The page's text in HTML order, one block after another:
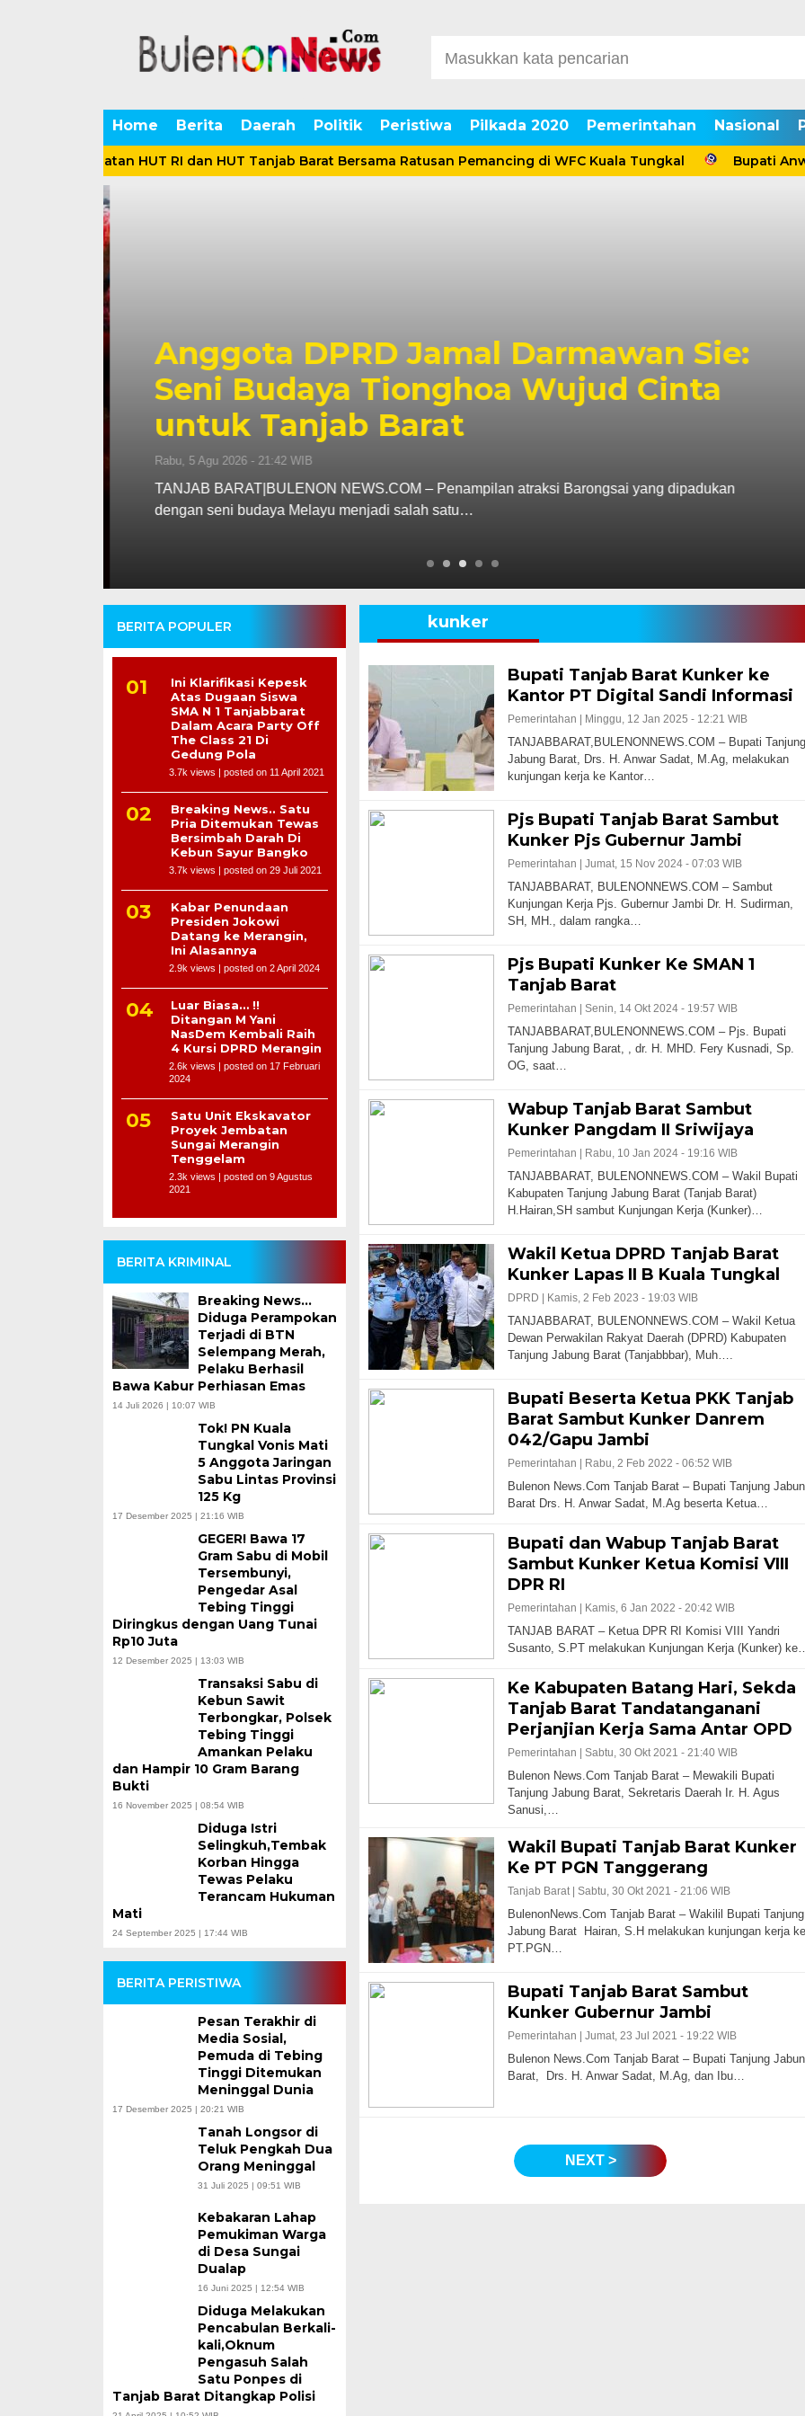
Home Berita Daerah Politik Peristiwa Pilkada 2020 Pemerintahan Nasional
Peringatan HUT RI dan HUT Tanjab Barat Bersama Ratusan Pemancing di WFC Kuala Tungkal Bupati Anwar
Anggota DPRD Jamal Darmawan Sie:
Seni Budaya Tionghoa Wujud Cinta
untuk Tanjab Barat
Rabu, 5 Agu 2026 - 21:42 WIB
TANJAB BARAT|BULENON NEWS.COM – Penampilan atraksi Barongsai yang dipadukan
dengan seni budaya Melayu menjadi salah satu…
BERITA POPULER
Ini Klarifikasi Kepesk
Atas Dugaan Siswa
SMA N 1 Tanjabbarat
Dalam Acara Party Off
The Class 21 Di
Gedung Pola
3.7k views | posted on 11 April 2021
Breaking News.. Satu
Pria Ditemukan Tewas
Bersimbah Darah Di
Kebun Sayur Bangko
3.7k views | posted on 29 Juli 2021
Kabar Penundaan
Presiden Jokowi
Datang ke Merangin,
Ini Alasannya
2.9k views | posted on 2 April 2024
Luar Biasa… !!
Ditangan M Yani
NasDem Kembali Raih
4 Kursi DPRD Merangin
2.6k views | posted on 17 Februari
2024
Satu Unit Ekskavator
Proyek Jembatan
Sungai Merangin
Tenggelam
2.3k views | posted on 9 Agustus
2021
BERITA KRIMINAL
Breaking News…
Diduga Perampokan
Terjadi di BTN
Selempang Merah,
Pelaku Berhasil
Bawa Kabur Perhiasan Emas
14 Juli 2026 | 10:07 WIB
Tok! PN Kuala
Tungkal Vonis Mati
5 Anggota Jaringan
Sabu Lintas Provinsi
125 Kg
17 Desember 2025 | 21:16 WIB
GEGER! Bawa 17
Gram Sabu di Mobil
Tersembunyi,
Pengedar Asal
Tebing Tinggi
Diringkus dengan Uang Tunai
Rp10 Juta
12 Desember 2025 | 13:03 WIB
Transaksi Sabu di
Kebun Sawit
Terbongkar, Polsek
Tebing Tinggi
Amankan Pelaku
dan Hampir 10 Gram Barang
Bukti
16 November 2025 | 08:54 WIB
Diduga Istri
Selingkuh,Tembak
Korban Hingga
Tewas Pelaku
Terancam Hukuman
Mati
24 September 2025 | 17:44 WIB
BERITA PERISTIWA
Pesan Terakhir di
Media Sosial,
Pemuda di Tebing
Tinggi Ditemukan
Meninggal Dunia
17 Desember 2025 | 20:21 WIB
Tanah Longsor di
Teluk Pengkah Dua
Orang Meninggal
31 Juli 2025 | 09:51 WIB
Kebakaran Lahap
Pemukiman Warga
di Desa Sungai
Dualap
16 Juni 2025 | 12:54 WIB
Diduga Melakukan
Pencabulan Berkali-
kali,Oknum
Pengasuh Salah
Satu Ponpes di
Tanjab Barat Ditangkap Polisi
kunker
Bupati Tanjab Barat Kunker ke
Kantor PT Digital Sandi Informasi
Pemerintahan | Minggu, 12 Jan 2025 - 12:21 WIB
TANJABBARAT,BULENONNEWS.COM – Bupati Tanjung
Jabung Barat, Drs. H. Anwar Sadat, M.Ag, melakukan
kunjungan kerja ke Kantor…
Pjs Bupati Tanjab Barat Sambut
Kunker Pjs Gubernur Jambi
Pemerintahan | Jumat, 15 Nov 2024 - 07:03 WIB
TANJABBARAT, BULENONNEWS.COM – Sambut
Kunjungan Kerja Pjs. Gubernur Jambi Dr. H. Sudirman,
SH, MH., dalam rangka…
Pjs Bupati Kunker Ke SMAN 1
Tanjab Barat
Pemerintahan | Senin, 14 Okt 2024 - 19:57 WIB
TANJABBARAT,BULENONNEWS.COM – Pjs. Bupati
Tanjung Jabung Barat, , dr. H. MHD. Fery Kusnadi, Sp.
OG, saat…
Wabup Tanjab Barat Sambut
Kunker Pangdam II Sriwijaya
Pemerintahan | Rabu, 10 Jan 2024 - 19:16 WIB
TANJABBARAT, BULENONNEWS.COM – Wakil Bupati
Kabupaten Tanjung Jabung Barat (Tanjab Barat)
H.Hairan,SH sambut Kunjungan Kerja (Kunker)…
Wakil Ketua DPRD Tanjab Barat
Kunker Lapas II B Kuala Tungkal
DPRD | Kamis, 2 Feb 2023 - 19:03 WIB
TANJABBARAT, BULENONNEWS.COM – Wakil Ketua
Dewan Perwakilan Rakyat Daerah (DPRD) Kabupaten
Tanjung Jabung Barat (Tanjabbbar), Muh….
Bupati Beserta Ketua PKK Tanjab
Barat Sambut Kunker Danrem
042/Gapu Jambi
Pemerintahan | Rabu, 2 Feb 2022 - 06:52 WIB
Bulenon News.Com Tanjab Barat – Bupati Tanjung
Barat Drs. H. Anwar Sadat, M.Ag beserta Ketua…
Bupati dan Wabup Tanjab Barat
Sambut Kunker Ketua Komisi VIII
DPR RI
Pemerintahan | Kamis, 6 Jan 2022 - 20:42 WIB
TANJAB BARAT – Ketua DPR RI Komisi VIII Yandri
Susanto, S.PT melakukan Kunjungan Kerja (Kunker)
Ke Kabupaten Batang Hari, Sekda
Tanjab Barat Tandatanganani
Perjanjian Kerja Sama Antar OPD
Pemerintahan | Sabtu, 30 Okt 2021 - 21:40 WIB
Bulenon News.Com Tanjab Barat – Mewakili Bupati
Tanjung Jabung Barat, Sekretaris Daerah Ir. H. Agus
Sanusi,…
Wakil Bupati Tanjab Barat Kunker
Ke PT PGN Tanggerang
Tanjab Barat | Sabtu, 30 Okt 2021 - 21:06 WIB
BulenonNews.Com Tanjab Barat – Wakilil Bupati Tanjung
Jabung Barat Hairan, S.H melakukan kunjungan kerja ke
PT.PGN…
Bupati Tanjab Barat Sambut
Kunker Gubernur Jambi
Pemerintahan | Jumat, 23 Jul 2021 - 19:22 WIB
Bulenon News.Com Tanjab Barat – Bupati Tanjung
Barat, Drs. H. Anwar Sadat, M.Ag, dan Ibu…
NEXT >